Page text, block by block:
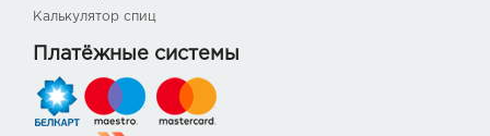
Калькулятор спиц
Платёжные системы